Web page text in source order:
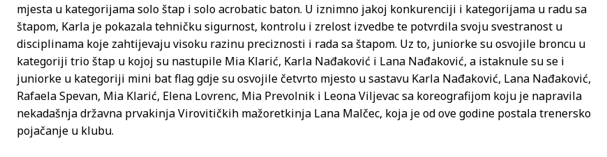
mjesta u kategorijama solo štap i solo acrobatic baton. U iznimno jakoj konkurenciji i kategorijama u radu sa
štapom, Karla je pokazala tehničku sigurnost, kontrolu i zrelost izvedbe te potvrdila svoju svestranost u
disciplinama koje zahtijevaju visoku razinu preciznosti i rada sa štapom. Uz to, juniorke su osvojile broncu u
kategoriji trio štap u kojoj su nastupile Mia Klarić, Karla Nađaković i Lana Nađaković, a istaknule su se i
juniorke u kategoriji mini bat flag gdje su osvojile četvrto mjesto u sastavu Karla Nađaković, Lana Nađaković,
Rafaela Spevan, Mia Klarić, Elena Lovrenc, Mia Prevolnik i Leona Viljevac sa koreografijom koju je napravila
nekadašnja državna prvakinja Virovitičkih mažoretkinja Lana Malčec, koja je od ove godine postala trenersko
pojačanje u klubu.